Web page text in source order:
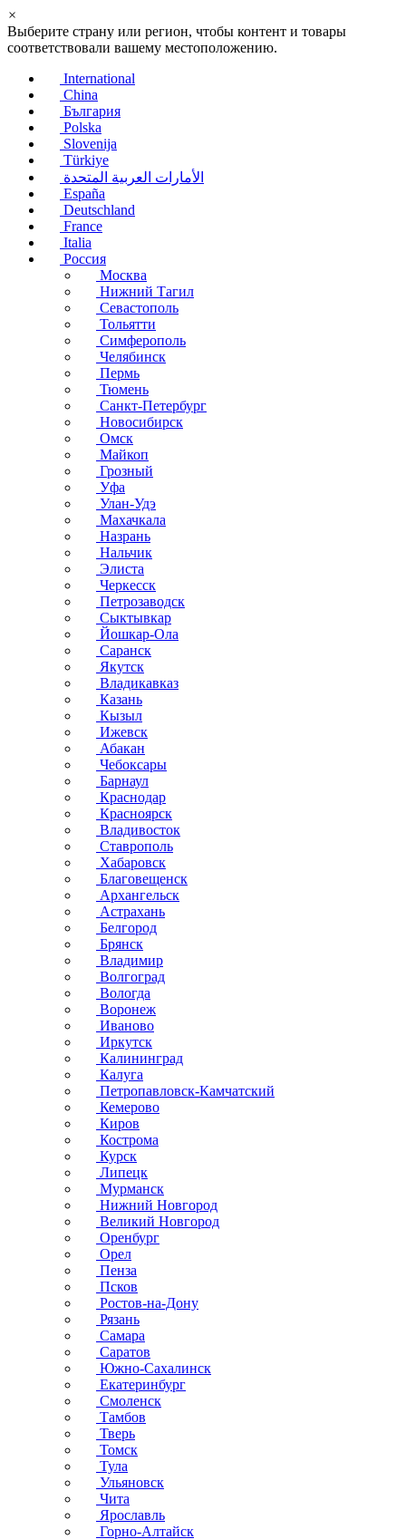
×
Выберите страну или регион, чтобы контент и товары
соответствовали вашему местоположению.
International
China
България
Polska
Slovenija
Türkiye
الأمارات العربية المتحدة
España
Deutschland
France
Italia
Россия
Москва
Нижний Тагил
Севастополь
Тольятти
Симферополь
Челябинск
Пермь
Тюмень
Санкт-Петербург
Новосибирск
Омск
Майкоп
Грозный
Уфа
Улан-Удэ
Махачкала
Назрань
Нальчик
Элиста
Черкесск
Петрозаводск
Сыктывкар
Йошкар-Ола
Саранск
Якутск
Владикавказ
Казань
Кызыл
Ижевск
Абакан
Чебоксары
Барнаул
Краснодар
Красноярск
Владивосток
Ставрополь
Хабаровск
Благовещенск
Архангельск
Астрахань
Белгород
Брянск
Владимир
Волгоград
Вологда
Воронеж
Иваново
Иркутск
Калининград
Калуга
Петропавловск-Камчатский
Кемерово
Киров
Кострома
Курск
Липецк
Мурманск
Нижний Новгород
Великий Новгород
Оренбург
Орел
Пенза
Псков
Ростов-на-Дону
Рязань
Самара
Саратов
Южно-Сахалинск
Екатеринбург
Смоленск
Тамбов
Тверь
Томск
Тула
Ульяновск
Чита
Ярославль
Горно-Алтайск